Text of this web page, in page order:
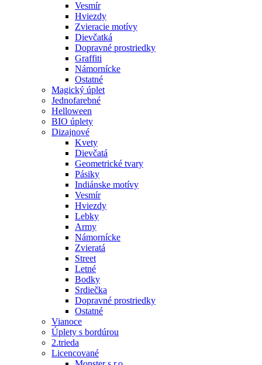
Vesmír
Hviezdy
Zvieracie motívy
Dievčatká
Dopravné prostriedky
Graffiti
Námornícke
Ostatné
Magický úplet
Jednofarebné
Helloween
BIO úplety
Dizajnové
Kvety
Dievčatá
Geometrické tvary
Pásiky
Indiánske motívy
Vesmír
Hviezdy
Lebky
Army
Námornícke
Zvieratá
Street
Letné
Bodky
Srdiečka
Dopravné prostriedky
Ostatné
Vianoce
Úplety s bordúrou
2.trieda
Licencované